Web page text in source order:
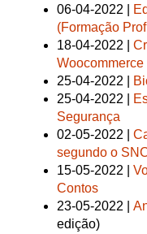
06-04-2022 |
(Formação
18-04-2022 |
Woocommerce
25-04-2022 |
25-04-2022 |
Segurança
02-05-2022 |
segundo o
15-05-2022 |
Contos
23-05-2022 |
edição)